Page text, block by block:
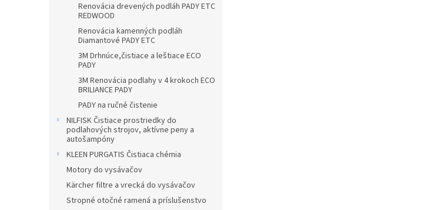
Renovácia drevených podláh PADY ETC
REDWOOD
Renovácia kamenných podláh
Diamantové PADY ETC
3M Drhnúce,čistiace a leštiace ECO
PADY
3M Renovácia podlahy v 4 krokoch ECO
BRILIANCE PADY
PADY na ručné čistenie
NILFISK Čistiace prostriedky do
podlahových strojov, aktívne peny a
autošampóny
KLEEN PURGATIS Čistiaca chémia
Motory do vysávačov
Kärcher filtre a vrecká do vysávačov
Stropné otočné ramená a príslušenstvo